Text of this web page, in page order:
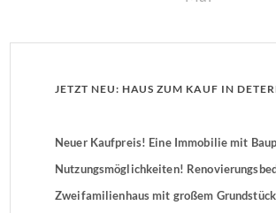
JETZT NEU: HAUS ZUM KAUF IN
Neuer Kaufpreis! Eine Immobilie mit
Nutzungsmöglichkeiten!
Zweifamilienhaus mit großem